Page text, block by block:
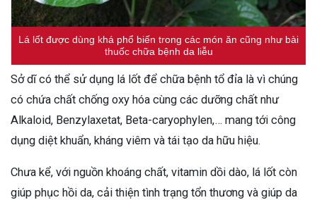
Lá lốt được dùng khá phổ biến trong các món ăn cũng như bài
thuốc chữa bệnh da liễu
Sở dĩ có thể sử dụng lá lốt để chữa bệnh tổ đỉa là vì chúng
có chứa chất chống oxy hóa cùng các dưỡng chất như
Alkaloid, Benzylaxetat, Beta-caryophylen,… mang tới công
dụng diệt khuẩn, kháng viêm và tái tạo da hữu hiệu.
Chưa kể, với nguồn khoáng chất, vitamin dồi dào, lá lốt còn
giúp phục hồi da, cải thiện tình trạng tổn thương và giúp da